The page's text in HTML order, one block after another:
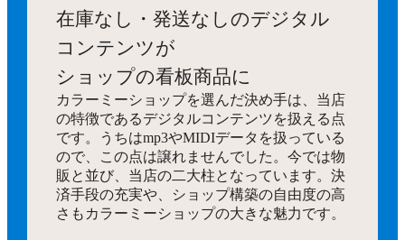
在庫なし・発送なしのデジタル
コンテンツが
ショップの看板商品に
カラーミーショップを選んだ決め手は、当店
の特徴であるデジタルコンテンツを扱える点
です。うちはmp3やMIDIデータを扱っている
ので、この点は譲れませんでした。今では物
販と並び、当店の二大柱となっています。決
済手段の充実や、ショップ構築の自由度の高
さもカラーミーショップの大きな魅力です。